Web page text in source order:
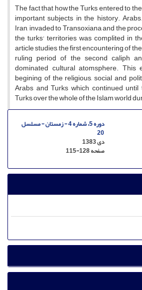
The fact that how the Turks entered to
important subjects in the history.
Iran, invaded to Transoxiana and the
the turks' territories was complited in
article studies the first encountering of
ruling period of the second caliph
dominated cultural atomsphere. This
begining of the religious, social and
Arabs and Turks which continued
Turks over the whole of the Islam world
دوره 5، شماره 4 - زمستان - مسلسل
20
دی 1383
صفحه115-128